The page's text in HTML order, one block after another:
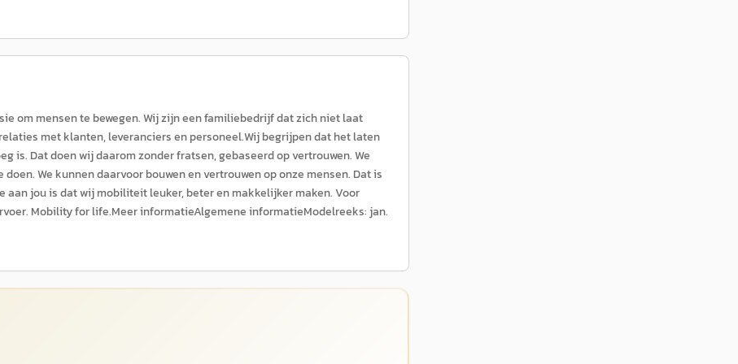
om mensen te bewegen. Wij zijn een familiebedrijf dat zich niet laat
met klanten, leveranciers en personeel.Wij begrijpen dat het laten
is. Dat doen wij daarom zonder fratsen, gebaseerd op vertrouwen. We
We kunnen daarvoor bouwen en vertrouwen op onze mensen. Dat is
jou is dat wij mobiliteit leuker, beter en makkelijker maken. Voor
Mobility for life.Meer informatieAlgemene informatieModelreeks: jan.